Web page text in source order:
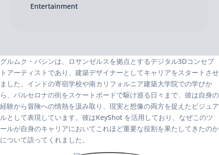
Entertainment
グルムク・バシンは、ロサンゼルスを拠点とするデジタル3Dコンセプ
トアーティストであり、建築デザイナーとしてキャリアをスタートさせ
ました。インドの寄宿学校や南カリフォルニア建築大学院での学びか
ら、バルセロナの街をスケートボードで駆け巡る日々まで、彼は自身の
経験から冒険への情熱を汲み取り、現実と想像の両方を捉えたビジュア
ルとして表現しています。彼はKeyShot を活用しており、なぜこのツ
ールが自身のキャリアにおいてこれほど重要な役割を果たしてきたのか
について語ってくれました。